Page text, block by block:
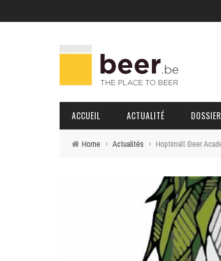
ACCUEIL ACTUALITÉ
PORTRAITS
Home › Actualités › Hoptimalt Beer